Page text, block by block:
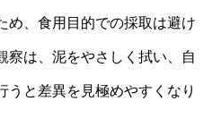
め、食用目的での採取は避け
察は、泥をやさしく拭い、自
うと差異を見極めやすくなり